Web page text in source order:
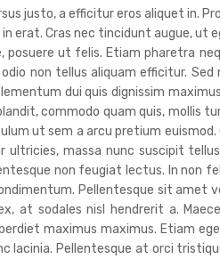
justo, a efficitur eros aliquet in.
erat. Cras nec tincidunt augue, ut
posuere ut felis. Etiam pharetra
non tellus aliquam efficitur.
dui quis dignissim
commodo quam quis, mollis
ut sem a arcu pretium
massa nunc suscipit
non feugiat lectus. In non
Pellentesque sit amet
at sodales nisl hendrerit a.
maximus maximus. Etiam
lacinia. Pellentesque at orci